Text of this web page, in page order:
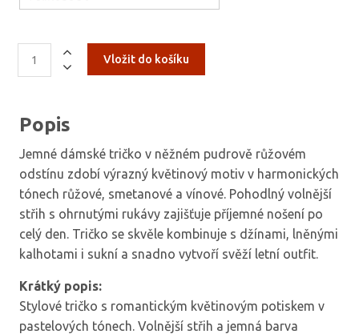
Popis
Jemné dámské tričko v něžném pudrově růžovém
odstínu zdobí výrazný květinový motiv v harmonických
tónech růžové, smetanové a vínové. Pohodlný volnější
střih s ohrnutými rukávy zajišťuje příjemné nošení po
celý den. Tričko se skvěle kombinuje s džínami, lněnými
kalhotami i sukní a snadno vytvoří svěží letní outfit.
Krátký popis:
Stylové tričko s romantickým květinovým potiskem v
pastelových tónech. Volnější střih a jemná barva